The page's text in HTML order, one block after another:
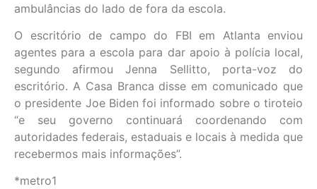
ambulâncias do lado de fora da escola.
O escritório de campo do FBI em Atlanta enviou
agentes para a escola para dar apoio à polícia local,
segundo afirmou Jenna Sellitto, porta-voz do
escritório. A Casa Branca disse em comunicado que
o presidente Joe Biden foi informado sobre o tiroteio
“e seu governo continuará coordenando com
autoridades federais, estaduais e locais à medida que
recebermos mais informações”.
*metro1